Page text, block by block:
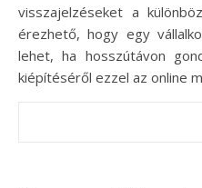
visszajelzéseket a
érezhető, hogy egy
lehet, ha hosszútávon
kiépítéséről ezzel az online